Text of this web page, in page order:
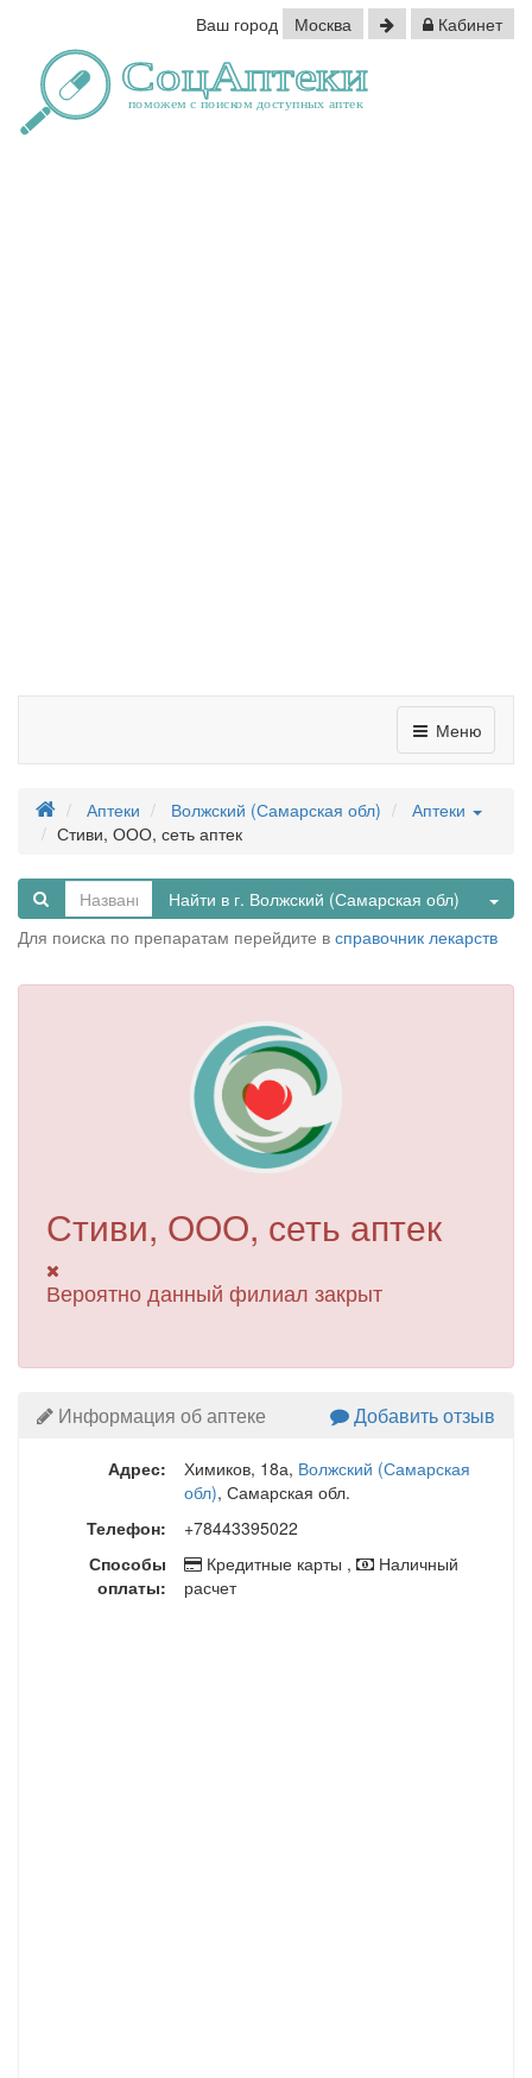
Ваш город Москва Кабинет
Меню
Аптеки Волжский (Самарская обл)
Аптеки
Стиви, ООО, сеть аптек
Найти в г. Волжский (Самарская обл)
Для поиска по препаратам перейдите в справочник лекарств
Стиви, ООО, сеть аптек
Вероятно данный филиал закрыт
Информация об аптеке Добавить отзыв
Адрес: Химиков, 18а, Волжский (Самарская
обл), Самарская обл.
Телефон:
+78443395022
Способы
оплаты:
Кредитные карты ,
Наличный
расчет